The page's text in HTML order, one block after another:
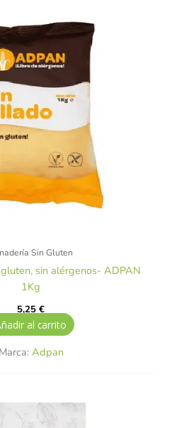
Sin Gluten
sin alérgenos- ADPAN
1Kg
5,25€
al carrito
Marca: Adpan